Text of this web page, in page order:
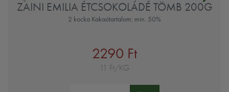
ZAINI EMILIA ÉTCSOKOLÁDÉ TÖMB 200G
2 kocka Kakaótartalom: min. 50%
2290 Ft
11 Ft/KG